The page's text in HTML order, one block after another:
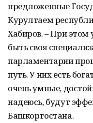
предложенные
Курултаем
Хабиров. – При
быть своя
парламентарии
путь. У них есть
очень умные,
надеюсь, будут
Башкортостана.